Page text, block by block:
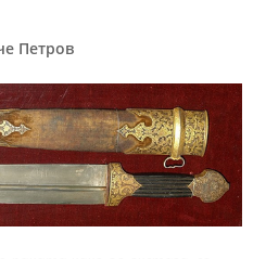
Петров